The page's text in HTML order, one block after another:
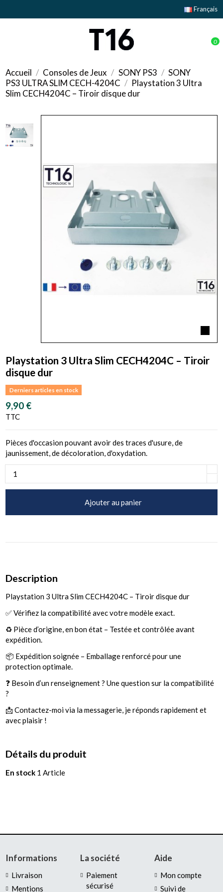
Français
0
Accueil Consoles de Jeux SONY PS3
SONY
PS3 ULTRA SLIM CECH-4204C
Playstation 3 Ultra
Slim CECH4204C – Tiroir disque dur
Playstation 3 Ultra Slim CECH4204C – Tiroir
disque dur
Derniers articles en stock
9,90 €
TTC
Pièces d'occasion pouvant avoir des traces d'usure, de
jaunissement, de décoloration, d'oxydation.
Ajouter au panier
Description
Playstation 3 Ultra Slim CECH4204C – Tiroir disque dur
✅ Vérifiez la compatibilité avec votre modèle exact.
♻️ Pièce d’origine, en bon état – Testée et contrôlée avant
expédition.
📦 Expédition soignée – Emballage renforcé pour une
protection optimale.
❓ Besoin d’un renseignement ? Une question sur la compatibilité
?
📩 Contactez-moi via la messagerie, je réponds rapidement et
avec plaisir !
Détails du produit
En stock 1 Article
Informations
Livraison
Mentions
La société
Paiement
sécurisé
Aide
Mon compte
Suivi de